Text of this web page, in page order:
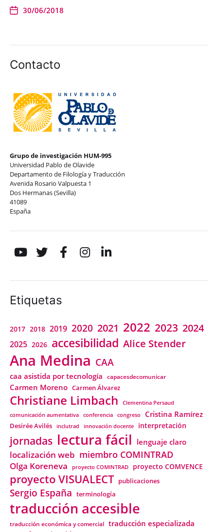
30/06/2018
Contacto
Grupo de investigación HUM-995
Universidad Pablo de Olavide
Departamento de Filología y Traducción
Avenida Rosario Valpuesta 1
Dos Hermanas (Sevilla)
41089
España
Etiquetas
2017 2018 2019 2020 2021 2022 2023 2024
2025 2026 accesibilidad Alice Stender
Ana Medina CAA
caa asistida por tecnología capacesdecomunicar
Carmen Moreno Carmen Álvarez
Christiane Limbach
Clementina Persaud
comunicación aumentativa
conferencia congreso Cristina Ramírez
Desirée Avilés inclutrad innovación docente interpretación
jornadas lectura fácil lenguaje claro
localización web miembro COMINTRAD
Olga Koreneva proyecto COMINTRAD proyecto COMVENCE
proyecto VISUALECT publicaciones
Sergio España terminología
traducción accesible
traducción económica y comercial traducción especializada